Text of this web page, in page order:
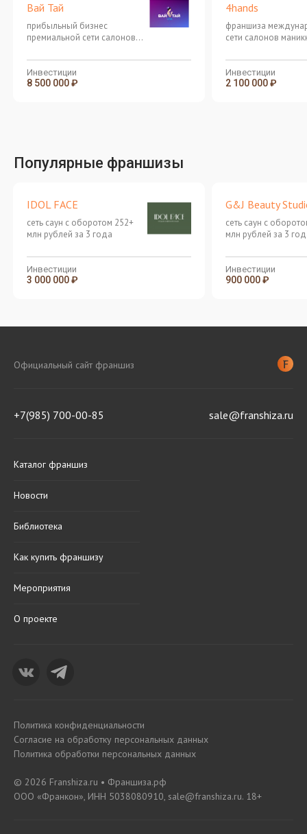
Вай Тай
прибыльный бизнес
премиальной сети салонов
Инвестиции
8 500 000 ₽
4hands
франшиза
сети салонов
Инвестиции
2 100 000 ₽
Популярные франшизы
IDOL FACE
сеть саун с оборотом 252+
млн рублей за 3 года
Инвестиции
3 000 000 ₽
G&J Beauty
сеть саун с
млн рублей за 3
Инвестиции
900 000 ₽
Официальный сайт франшиз
+7(985) 700-00-85 sale@franshiza.ru
Каталог франшиз
Новости
Библиотека
Как купить франшизу
Мероприятия
О проекте
Политика конфиденциальности
Согласие на обработку персональных данных
Политика обработки персональных данных
© 2026 Franshiza.ru • Франшиза.рф
ООО «Франкон», ИНН 5038080910, sale@franshiza.ru. 18+